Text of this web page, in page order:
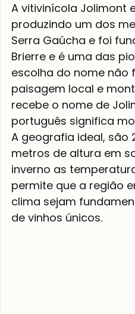
A vitivinícola Jolimont
produzindo um dos
Serra Gaúcha e foi
Brierre e é uma das
escolha do nome não
paisagem local e
recebe o nome de
português significa
A geografia ideal, são
metros de altura em
inverno as
permite que a região
clima sejam
de vinhos únicos.